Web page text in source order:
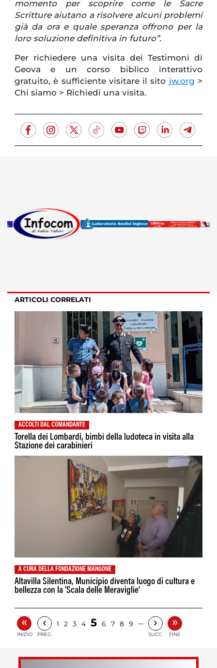
momento per scoprire come le Sacre
Scritture aiutano a risolvere alcuni problemi
già da ora e quale speranza offrono per la
loro soluzione definitiva in futuro”.
Per richiedere una visita dei Testimoni di
Geova e un corso biblico interattivo
gratuito, è sufficiente visitare il sito jw.org >
Chi siamo > Richiedi una visita.
ARTICOLI CORRELATI
ACCOLTI DAL COMANDANTE
Torella dei Lombardi, bimbi della ludoteca in visita alla
Stazione dei carabinieri
A CURA DELLA FONDAZIONE MANGONE
Altavilla Silentina, Municipio diventa luogo di cultura e
bellezza con la 'Scala delle Meraviglie'
«
INIZIO
‹
PREC.
1 2 3 4 5 6 7 8 9 … ›
SUCC.
»
FINE